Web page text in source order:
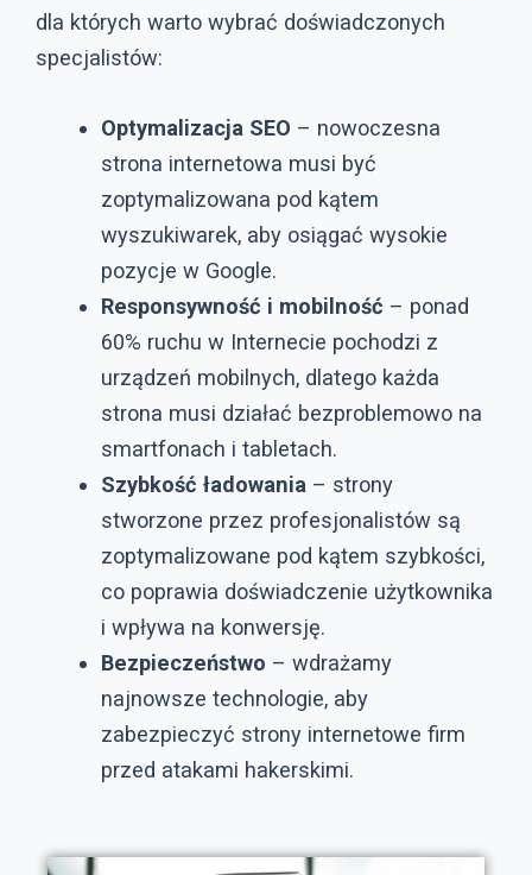
dla których warto wybrać doświadczonych
specjalistów:
Optymalizacja SEO – nowoczesna
strona internetowa musi być
zoptymalizowana pod kątem
wyszukiwarek, aby osiągać wysokie
pozycje w Google.
Responsywność i mobilność – ponad
60% ruchu w Internecie pochodzi z
urządzeń mobilnych, dlatego każda
strona musi działać bezproblemowo na
smartfonach i tabletach.
Szybkość ładowania – strony
stworzone przez profesjonalistów są
zoptymalizowane pod kątem szybkości,
co poprawia doświadczenie użytkownika
i wpływa na konwersję.
Bezpieczeństwo – wdrażamy
najnowsze technologie, aby
zabezpieczyć strony internetowe firm
przed atakami hakerskimi.